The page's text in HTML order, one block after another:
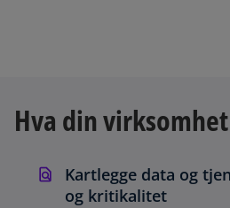
Hva din
Kartlegge data og
og kritikalitet